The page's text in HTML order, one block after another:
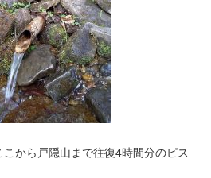
から戸隠山まで往復4時間分のピス